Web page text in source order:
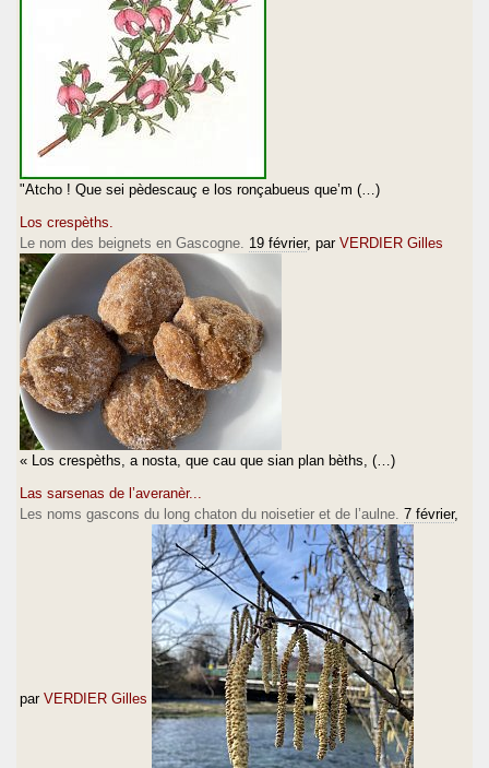
"Atcho ! Que sei pèdescauç e los ronçabueus que’m (…)
Los crespèths.
Le nom des beignets en Gascogne. 19 février, par VERDIER Gilles
« Los crespèths, a nosta, que cau que sian plan bèths, (…)
Las sarsenas de l’averanèr...
Les noms gascons du long chaton du noisetier et de l’aulne. 7 février,
par VERDIER Gilles